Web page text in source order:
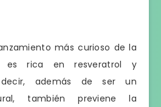
más curioso de la
es rica en resveratrol y
decir, además de ser un
también previene la